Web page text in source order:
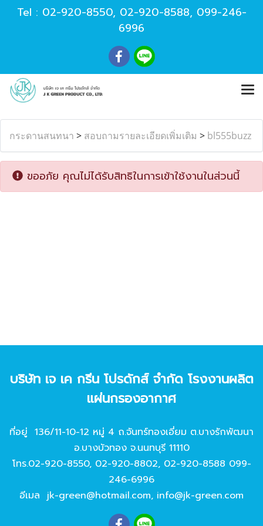
Tel : 02-920-8550, 02-920-8588, 099-246-
6996
กระดานสนทนา > สอบถามรายละเอียดเพิ่มเติม > bl555buzz
ขออภัย คุณไม่ได้รับสิทธิในการเข้าใช้งานในส่วนนี้
บริษัท เจ เค กรีน โปรดักส์ จํากัด โรงงานผลิต
แผ่นกรองอากาศ
ที่อยู่ 136/11-10-12 หมู่ 4 ถ.จันทร์ทองเอี่ยม ต.บางรักพัฒนา
อ.บางบัวทอง จ.นนทบุรี 11110
โทร.02-920-8550, 02-920-8802, 02-920-8588 099-
246-6996
อีเมล jk-green@hotmail.com, info@jk-green.com